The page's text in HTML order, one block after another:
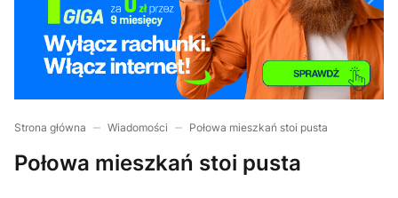
Strona główna Wiadomości Połowa mieszkań stoi pusta
Połowa mieszkań stoi pusta